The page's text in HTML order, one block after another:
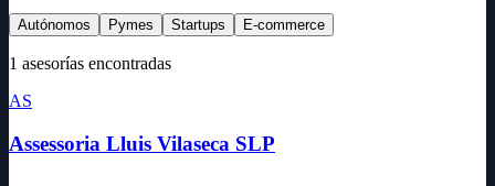
Autónomos Pymes Startups E-commerce
1 asesorías encontradas
AS
Assessoria Lluis Vilaseca SLP